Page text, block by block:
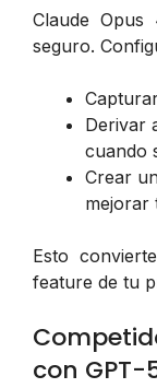
Claude
seguro.
Derivar
cuando
Crear
mejorar
Esto
feature de tu
con GPT-